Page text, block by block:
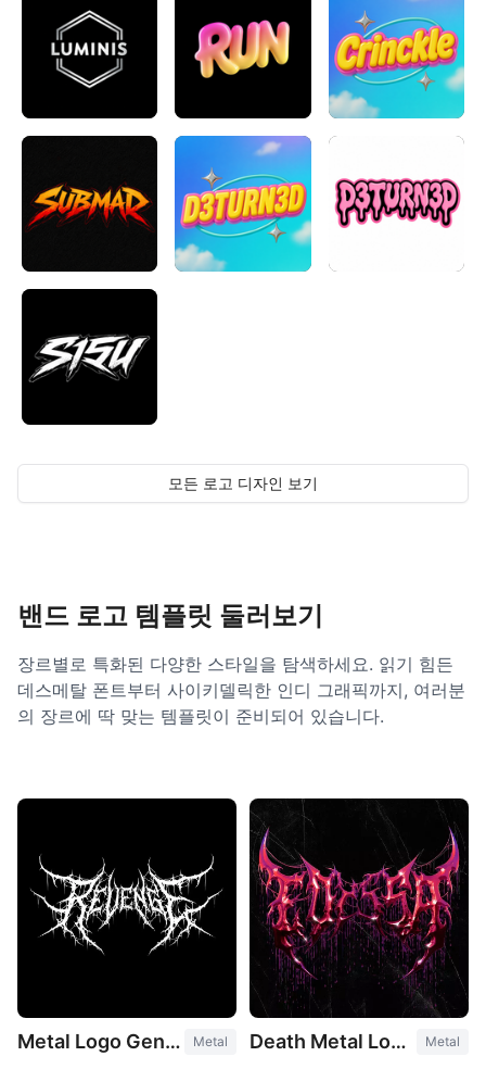
모든 로고 디자인 보기
밴드 로고 템플릿 둘러보기
장르별로 특화된 다양한 스타일을 탐색하세요. 읽기 힘든
데스메탈 폰트부터 사이키델릭한 인디 그래픽까지, 여러분
의 장르에 딱 맞는 템플릿이 준비되어 있습니다.
Metal Logo Generator Metal Death Metal Logo Generator Metal